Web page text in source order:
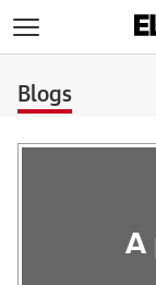
Blogs
A